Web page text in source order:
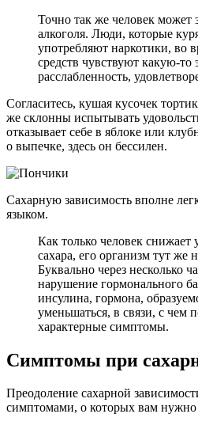
Точно так же человек может
алкоголя. Люди, которые
употребляют наркотики, во
средств чувствуют какую-
расслабленность,
Согласитесь, кушая кусочек
же склонны испытывать
отказывает себе в яблоке или
о выпечке, здесь он бессилен.
Сахарную зависимость вполне
языком.
Как только человек снижает
сахара, его организм тут же
Буквально через несколько
нарушение гормонального
инсулина, гормона,
уменьшаться, в связи, с чем
характерные симптомы.
Симптомы при
Преодоление сахарной
симптомами, о которых вам нужно